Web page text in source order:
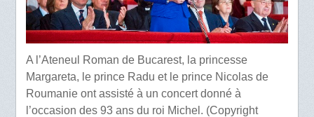
A l’Ateneul Roman de Bucarest, la princesse
Margareta, le prince Radu et le prince Nicolas de
Roumanie ont assisté à un concert donné à
l’occasion des 93 ans du roi Michel. (Copyright